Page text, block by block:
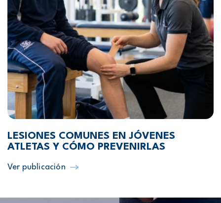
LESIONES COMUNES EN JÓVENES
ATLETAS Y CÓMO PREVENIRLAS
Ver publicación